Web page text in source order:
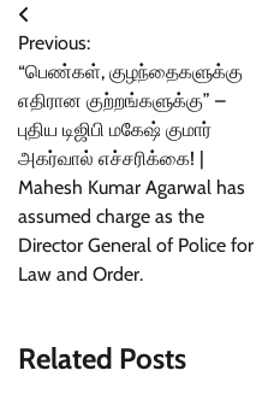
Post
navigation
Previous:
“பெண்கள், குழந்தைகளுக்கு
எதிரான குற்றங்களுக்கு” –
புதிய டிஜிபி மகேஷ் குமார்
அகர்வால் எச்சரிக்கை! |
Mahesh Kumar Agarwal has
assumed charge as the
Director General of Police for
Law and Order.
Related Posts